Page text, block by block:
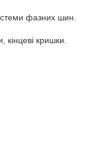
фазних шин.
кришки.